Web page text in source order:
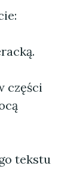
części
tekstu